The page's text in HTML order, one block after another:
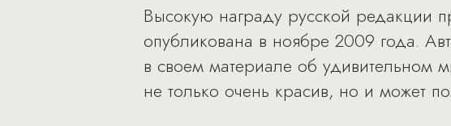
Высокую награду русской редакции
опубликована в ноябре 2009 года.
в своем материале об удивительном
не только очень красив, но и может